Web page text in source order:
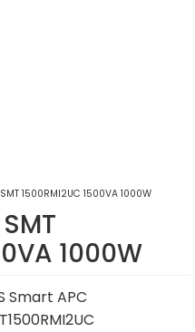
1500RMI2UC 1500VA 1000W
1000W
Smart APC